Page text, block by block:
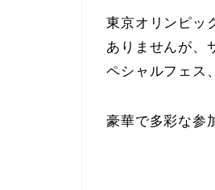
東京オリンピッ
ありませんが、
ペシャルフェス
豪華で多彩な参